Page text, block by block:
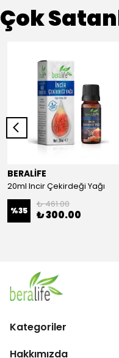
Çok
BERALİFE
20ml Incir Çekirdeği Yağı
%35
₺ 461.00
₺ 300.00
Kategoriler
Hakkımızda